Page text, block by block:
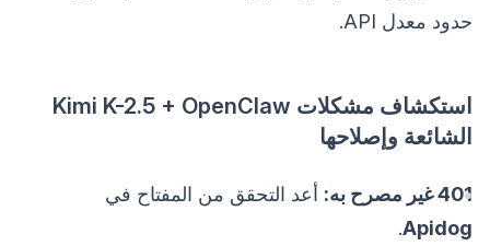
حدود معدل API.
استكشاف مشكلات Kimi K-2.5 + OpenClaw
الشائعة وإصلاحها
401 غير مصرح به:
أعد التحقق من المفتاح في
Apidog
.